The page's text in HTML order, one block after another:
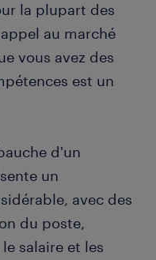
la plupart des
au marché
vous avez des
est un
d'un
un
avec des
du poste,
salaire et les